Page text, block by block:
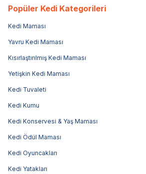
Popüler Kedi Kategorileri
Kedi Maması
Yavru Kedi Maması
Kısırlaştırılmış Kedi Maması
Yetişkin Kedi Maması
Kedi Tuvaleti
Kedi Kumu
Kedi Konservesi & Yaş Maması
Kedi Ödül Maması
Kedi Oyuncakları
Kedi Yatakları